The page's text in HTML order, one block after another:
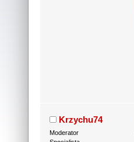
Krzychu74
Moderator